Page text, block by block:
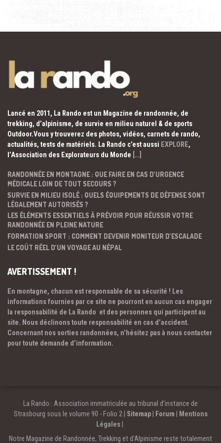
Lancé en 2011, La Rando est un Magazine de randonnée, de
trekking, d’alpinisme, de survie en milieu naturel & de sports
Outdoor.Vous y trouverez des photos, vidéos, carnets de rando,
actualités, tests de matériels. La Rando c’est aussi EXPLORE,
l’Association des Explorateurs du Monde […]
RANDONNÉE EN MONTAGNE : QUE FAIRE EN CAS D’URGENCE
MÉDICALE LOIN DE TOUT SECOURS ?
SURVIE EN MILIEU ISOLÉ : QUELS ÉQUIPEMENTS DE DÉFENSE SONT
LÉGALEMENT AUTORISÉS ?
LES ÉLÉMENTS ESSENTIELS À PRÉVOIR POUR RÉUSSIR VOTRE
RANDONNÉE EN PLEINE NATURE
FORMATION SPORT : COMMENT DEVENIR MONITEUR D’ESCALADE
LE COÛT RÉEL D’UN VOYAGE AU NÉPAL
AVERTISSEMENT !
En montagne, chacun est responsable de sa sécurité ! Les
informations fournies par ce site ne pourront en aucun cas engager
la responsabilité de La Rando et des personnes qui participent au
site. Nous déclinons toute responsabilité en cas d’accident.
Concernant nos sorties randonnées, n’hésitez pas à nous contacter
pour toute demande d’information.
La Rando : Association immatriculée au tribunal d’instance de
Strasbourg sous le volume 90 - Folio 2 | Sitemap| Forum | Mentions
Légales |
Notre Magazine de Randonnée, Trekking et d'Alpinisme reste totalement